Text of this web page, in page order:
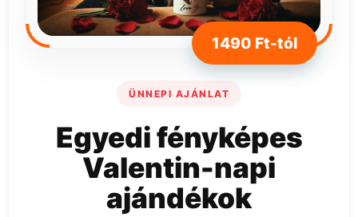
1490 Ft-tól
ÜNNEPI AJÁNLAT
Egyedi fényképes
Valentin-napi
ajándékok